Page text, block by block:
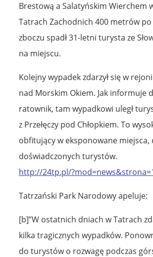
Brestową a Salatyńskim Wierchem
Tatrach Zachodnich 400 metrów
zboczu spadł 31-letni turysta ze
na miejscu.
Kolejny wypadek zdarzył się w
nad Morskim Okiem. Jak informuje
ratownik, tam wypadkowi uległ
z Przełęczy pod Chłopkiem. To
obfitujący w eksponowane miejsca,
doświadczonych turystów.
http://24tp.pl/
Tatrzański Park Narodowy apeluje:
[b]”W ostatnich dniach w Tatrach
kilka tragicznych wypadków.
do turystów o rozwagę podczas